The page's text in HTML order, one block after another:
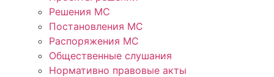
Решения МС
Постановления МС
Распоряжения МС
Общественные слушания
Нормативно правовые акты